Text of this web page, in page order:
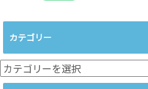
カテゴリー
カ
テ